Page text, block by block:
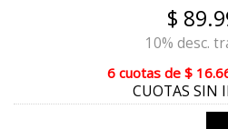
NEGRO CON
TERRA
$
10% desc.
6 cuotas de $
CUOTAS SIN